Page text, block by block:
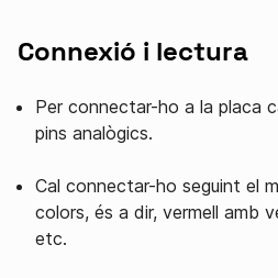
Connexió i lectura
Per connectar-ho a la placa
pins analògics.
Cal connectar-ho seguint el
colors, és a dir, vermell amb
etc.